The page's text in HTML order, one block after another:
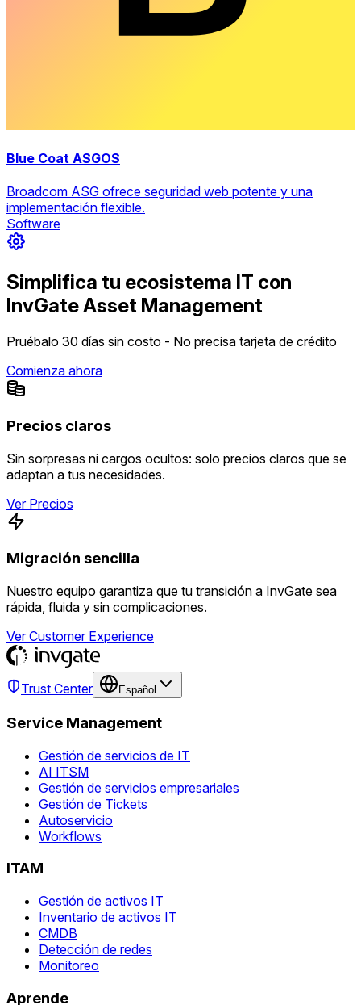
Blue Coat ASGOS
Broadcom ASG ofrece seguridad web potente y una
implementación flexible.
Software
Simplifica tu ecosistema IT con
InvGate Asset Management
Pruébalo 30 días sin costo - No precisa tarjeta de crédito
Comienza ahora
Precios claros
Sin sorpresas ni cargos ocultos: solo precios claros que se
adaptan a tus necesidades.
Ver Precios
Migración sencilla
Nuestro equipo garantiza que tu transición a InvGate sea
rápida, fluida y sin complicaciones.
Ver Customer Experience
Trust Center Español
Service Management
Gestión de servicios de IT
AI ITSM
Gestión de servicios empresariales
Gestión de Tickets
Autoservicio
Workflows
ITAM
Gestión de activos IT
Inventario de activos IT
CMDB
Detección de redes
Monitoreo
Aprende